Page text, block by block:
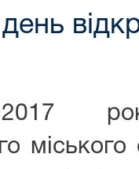
міського